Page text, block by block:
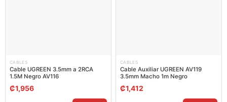
CABLES
Cable UGREEN 3.5mm a 2RCA
1.5M Negro AV116
₡1,956
CABLES
Cable Auxiliar UGREEN AV119
3.5mm Macho 1m Negro
₡1,412